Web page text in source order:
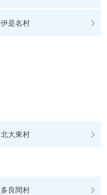
伊是名村
北大東村
多良間村